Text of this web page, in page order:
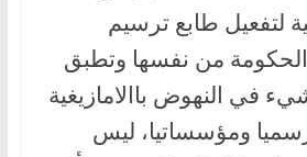
لتفعيل طابع ترسيم
الحكومة من نفسها وتطبق
في النهوض باالامازيغية
ومؤسساتيا، ليس